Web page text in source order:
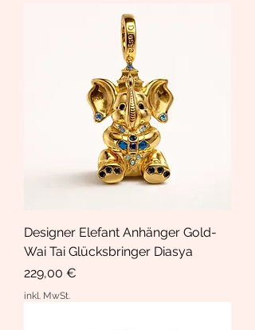
Designer Elefant Anhänger Gold-
Wai Tai Glücksbringer Diasya
Preis
229,00 €
inkl. MwSt.